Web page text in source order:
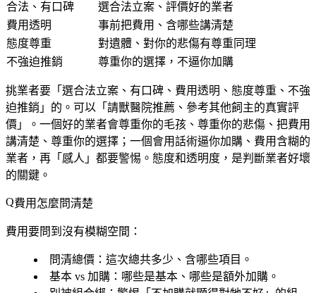
合法、有口碑
選合法立案、評價好的業者
費用透明
事前把費用、含哪些講清楚
態度尊重
對遺體、對你的悲傷有尊重同理
不強迫推銷
尊重你的選擇，不逼你加購
挑業者要「選合法立案、有口碑、費用透明、態度尊重、不強
迫推銷」的。可以「請獸醫院推薦、參考其他飼主的真實評
價」。一個好的業者會尊重你的毛孩、尊重你的悲傷、把費用
講清楚、尊重你的選擇；一個會用話術逼你加購、費用含糊的
業者，再「感人」都要警惕。態度和透明度，是判斷業者好壞
的關鍵。
費用怎麼問清楚
費用要問到沒有模糊空間：
問清總價 ：這次總共多少、含哪些項目。
基本 vs 加購 ：哪些是基本、哪些是額外加購。